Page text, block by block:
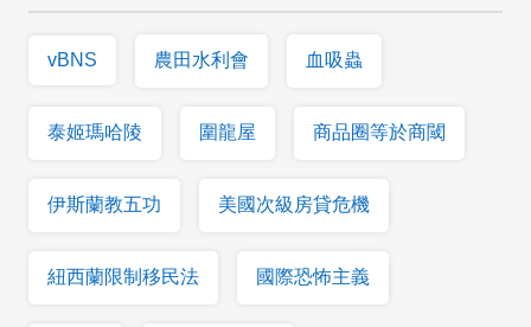
vBNS 農田水利會 血吸蟲
泰姬瑪哈陵 圍龍屋 商品圈等於商閾
伊斯蘭教五功 美國次級房貸危機
紐西蘭限制移民法 國際恐怖主義